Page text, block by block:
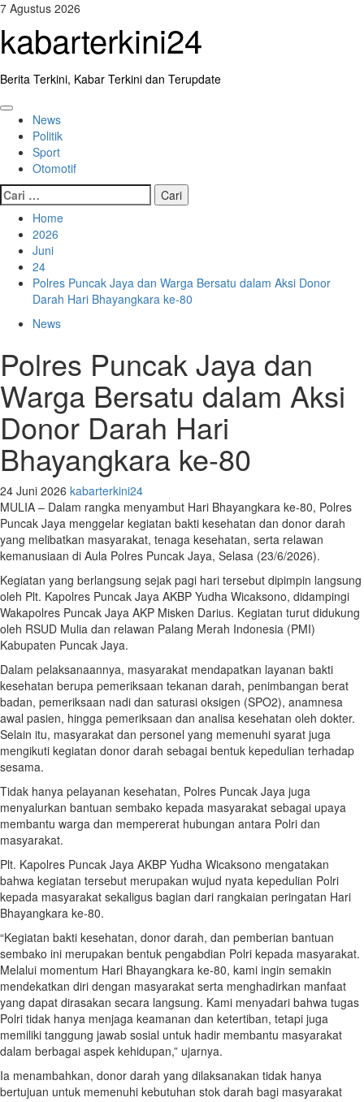
Skip
content
7 Agustus 2026
kabarterkini24
Berita Terkini, Kabar Terkini dan Terupdate
Primary
Menu
News
Politik
Sport
Otomotif
Cari
untuk:
Home
2026
Juni
24
Polres Puncak Jaya dan Warga Bersatu dalam Aksi Donor
Darah Hari Bhayangkara ke-80
News
Polres Puncak Jaya dan
Warga Bersatu dalam Aksi
Donor Darah Hari
Bhayangkara ke-80
24 Juni 2026 kabarterkini24
MULIA – Dalam rangka menyambut Hari Bhayangkara ke-80, Polres
Puncak Jaya menggelar kegiatan bakti kesehatan dan donor darah
yang melibatkan masyarakat, tenaga kesehatan, serta relawan
kemanusiaan di Aula Polres Puncak Jaya, Selasa (23/6/2026).
Kegiatan yang berlangsung sejak pagi hari tersebut dipimpin langsung
oleh Plt. Kapolres Puncak Jaya AKBP Yudha Wicaksono, didampingi
Wakapolres Puncak Jaya AKP Misken Darius. Kegiatan turut didukung
oleh RSUD Mulia dan relawan Palang Merah Indonesia (PMI)
Kabupaten Puncak Jaya.
Dalam pelaksanaannya, masyarakat mendapatkan layanan bakti
kesehatan berupa pemeriksaan tekanan darah, penimbangan berat
badan, pemeriksaan nadi dan saturasi oksigen (SPO2), anamnesa
awal pasien, hingga pemeriksaan dan analisa kesehatan oleh dokter.
Selain itu, masyarakat dan personel yang memenuhi syarat juga
mengikuti kegiatan donor darah sebagai bentuk kepedulian terhadap
sesama.
Tidak hanya pelayanan kesehatan, Polres Puncak Jaya juga
menyalurkan bantuan sembako kepada masyarakat sebagai upaya
membantu warga dan mempererat hubungan antara Polri dan
masyarakat.
Plt. Kapolres Puncak Jaya AKBP Yudha Wicaksono mengatakan
bahwa kegiatan tersebut merupakan wujud nyata kepedulian Polri
kepada masyarakat sekaligus bagian dari rangkaian peringatan Hari
Bhayangkara ke-80.
“Kegiatan bakti kesehatan, donor darah, dan pemberian bantuan
sembako ini merupakan bentuk pengabdian Polri kepada masyarakat.
Melalui momentum Hari Bhayangkara ke-80, kami ingin semakin
mendekatkan diri dengan masyarakat serta menghadirkan manfaat
yang dapat dirasakan secara langsung. Kami menyadari bahwa tugas
Polri tidak hanya menjaga keamanan dan ketertiban, tetapi juga
memiliki tanggung jawab sosial untuk hadir membantu masyarakat
dalam berbagai aspek kehidupan,” ujarnya.
Ia menambahkan, donor darah yang dilaksanakan tidak hanya
bertujuan untuk memenuhi kebutuhan stok darah bagi masyarakat